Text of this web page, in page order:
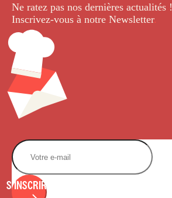
Ne ratez pas nos dernières actualités !
Inscrivez-vous à notre Newsletter.
S'INSCRIRE